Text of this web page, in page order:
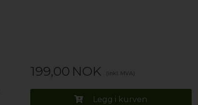
199,00 NOK (inkl. MVA)
Legg i kurven